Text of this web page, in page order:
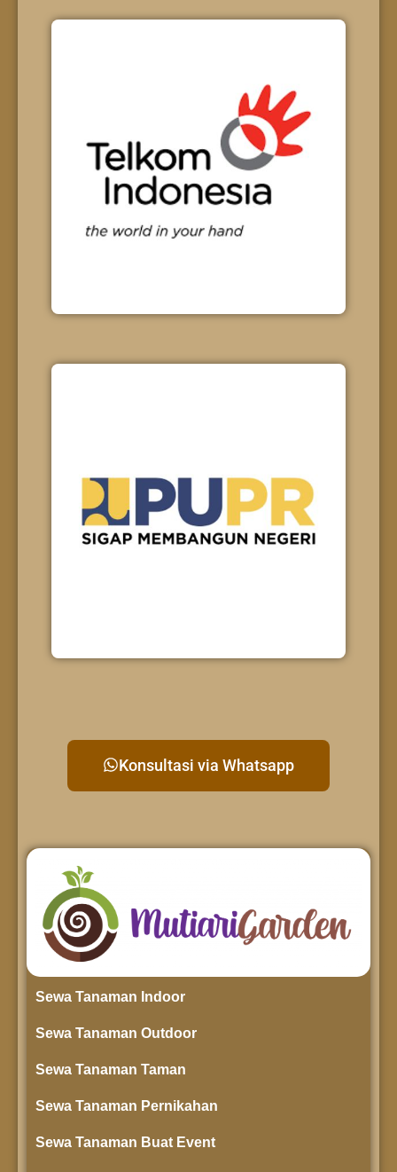
Konsultasi via Whatsapp
Sewa Tanaman Indoor
Sewa Tanaman Outdoor
Sewa Tanaman Taman
Sewa Tanaman Pernikahan
Sewa Tanaman Buat Event